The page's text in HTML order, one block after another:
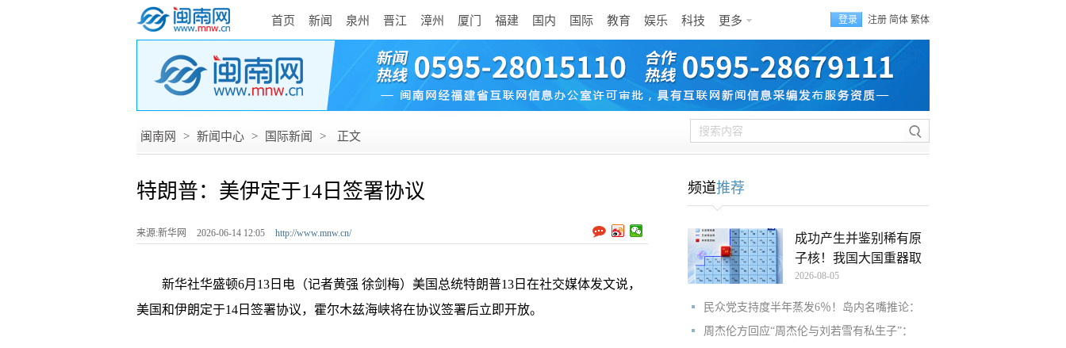
首页 新闻 泉州 晋江 漳州 厦门 福建 国内 国际 教育 娱乐 科技 更多 登录 注册 简体 繁体
闽南网 > 新闻中心 > 国际新闻 > 正文
特朗普：美伊定于14日签署协议
来源:新华网 2026-06-14 12:05 http://www.mnw.cn/
新华社华盛顿6月13日电（记者黄强 徐剑梅）美国总统特朗普13日在社交媒体发文说，
美国和伊朗定于14日签署协议，霍尔木兹海峡将在协议签署后立即开放。
频道推荐
成功产生并鉴别稀有原
子核！我国大国重器取
2026-08-05
民众党支持度半年蒸发6％！岛内名嘴推论：
周杰伦方回应“周杰伦与刘若雪有私生子”：